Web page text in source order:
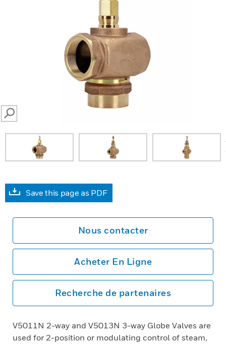
SEARCH
Save this page as PDF
Nous contacter
Acheter En Ligne
Recherche de partenaires
V5011N 2-way and V5013N 3-way Globe Valves are
used for 2-position or modulating control of steam,